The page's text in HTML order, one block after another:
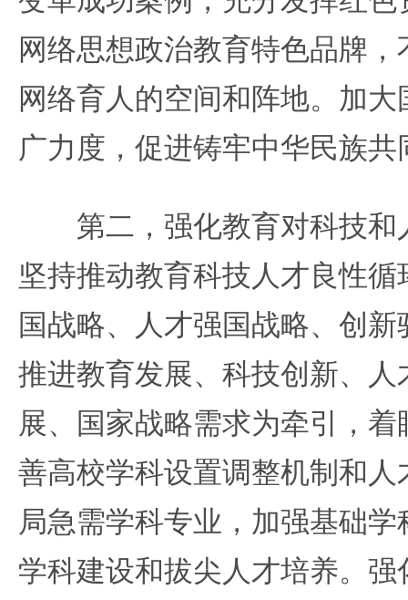
网络思想政治教育特色品牌
网络育人的空间和阵地。加
广力度，促进铸牢中华民族共
第二，强化教育对科技和
坚持推动教育科技人才良性
国战略、人才强国战略、创
推进教育发展、科技创新、
展、国家战略需求为牵引，
善高校学科设置调整机制和
局急需学科专业，加强基础
学科建设和拔尖人才培养。